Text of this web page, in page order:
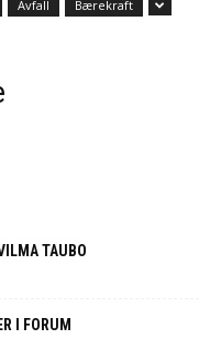
Avfall Bærekraft
TAUBO
I FORUM